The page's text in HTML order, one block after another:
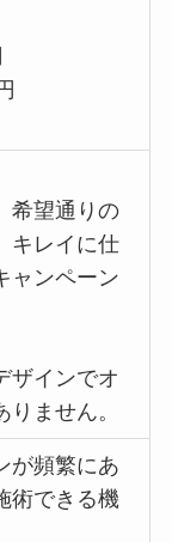
希望通りの
キレイに仕
ャンペーン
ザインでオ
ません。
が頻繁にあ
術できる機